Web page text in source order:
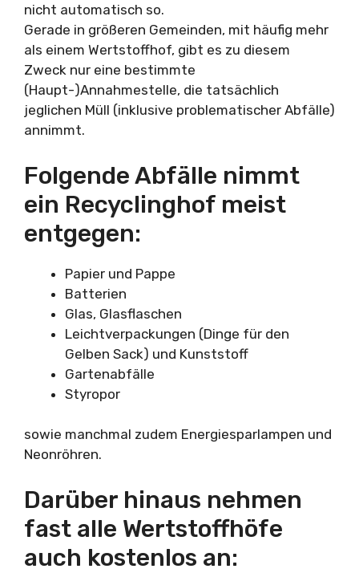
nicht automatisch so.
Gerade in größeren Gemeinden, mit häufig mehr
als einem Wertstoffhof, gibt es zu diesem
Zweck nur eine bestimmte
(Haupt-)Annahmestelle, die tatsächlich
jeglichen Müll (inklusive problematischer Abfälle)
annimmt.
Folgende Abfälle nimmt
ein Recyclinghof meist
entgegen:
Papier und Pappe
Batterien
Glas, Glasflaschen
Leichtverpackungen (Dinge für den
Gelben Sack) und Kunststoff
Gartenabfälle
Styropor
sowie manchmal zudem Energiesparlampen und
Neonröhren.
Darüber hinaus nehmen
fast alle Wertstoffhöfe
auch kostenlos an: